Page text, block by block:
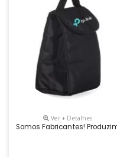
Ver + Detalhes
Somos Fabricantes!